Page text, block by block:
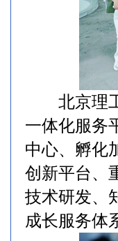
北京理工
一体化服务
中心、孵化
创新平台、
技术研发、
成长服务体